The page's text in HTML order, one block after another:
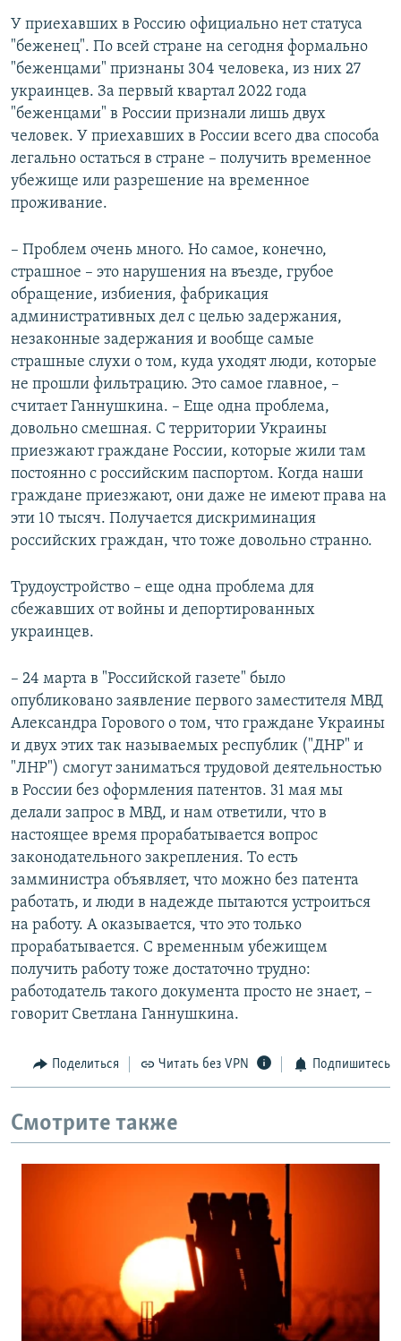
У приехавших в Россию официально нет статуса
"беженец". По всей стране на сегодня формально
"беженцами" признаны 304 человека, из них 27
украинцев. За первый квартал 2022 года
"беженцами" в России признали лишь двух
человек. У приехавших в России всего два способа
легально остаться в стране – получить временное
убежище или разрешение на временное
проживание.
– Проблем очень много. Но самое, конечно,
страшное – это нарушения на въезде, грубое
обращение, избиения, фабрикация
административных дел с целью задержания,
незаконные задержания и вообще самые
страшные слухи о том, куда уходят люди, которые
не прошли фильтрацию. Это самое главное, –
считает Ганнушкина. – Еще одна проблема,
довольно смешная. С территории Украины
приезжают граждане России, которые жили там
постоянно с российским паспортом. Когда наши
граждане приезжают, они даже не имеют права на
эти 10 тысяч. Получается дискриминация
российских граждан, что тоже довольно странно.
Трудоустройство – еще одна проблема для
сбежавших от войны и депортированных
украинцев.
– 24 марта в "Российской газете" было
опубликовано заявление первого заместителя МВД
Александра Горового о том, что граждане Украины
и двух этих так называемых республик ("ДНР" и
"ЛНР") смогут заниматься трудовой деятельностью
в России без оформления патентов. 31 мая мы
делали запрос в МВД, и нам ответили, что в
настоящее время прорабатывается вопрос
законодательного закрепления. То есть
замминистра объявляет, что можно без патента
работать, и люди в надежде пытаются устроиться
на работу. А оказывается, что это только
прорабатывается. С временным убежищем
получить работу тоже достаточно трудно:
работодатель такого документа просто не знает, –
говорит Светлана Ганнушкина.
Поделиться Читать без VPN Подпишитесь
Смотрите также